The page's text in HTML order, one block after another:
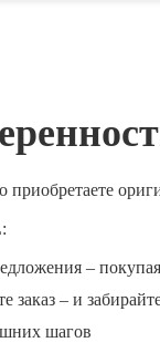
–
заказ – и
шагов